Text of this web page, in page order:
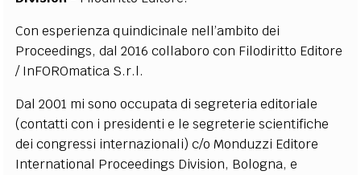
EXTRA
CODICI RUBRICHE LIBRI PROCEEDINGS PUBBLICITÀ CONTATTI
SOCIAL MEDIA
Con esperienza quindicinale nell’ambito dei
Proceedings, dal 2016 collaboro con Filodiritto Editore
/InFOROmatica S.r.l.
Dal 2001 mi sono occupata di segreteria editoriale
(contatti con i presidenti e le segreterie scientifiche
dei congressi internazionali) c/o Monduzzi Editore
International Proceedings Division, Bologna, e